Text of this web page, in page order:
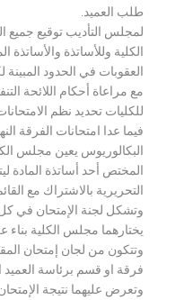
طلب العميد.
لمجلس التأديب توقيع جميع
الكلية وللأساتذة
العقوبات في الحدود المبينة
مع مراعاة أحكام اللائحة
للكليات تحديد نظم
فيما عدا امتحانات الفرقة
البكالوريوس يعين مجلس
المختص أحد أساتذة المادة
التحريرية بالاشتراك مع
وتشكل لجنة الإمتحان في
يختارهما مجلس الكلية
وتتكون من لجان إمتحان
فرقة او قسم برئاسة
وتعرض عليهما نتيجة